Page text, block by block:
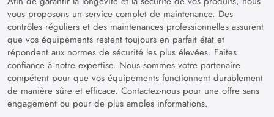
vous proposons un service complet de maintenance. Des
contrôles réguliers et des maintenances professionnelles assurent
que vos équipements restent toujours en parfait état et
répondent aux normes de sécurité les plus élevées. Faites
confiance à notre expertise. Nous sommes votre partenaire
compétent pour que vos équipements fonctionnent durablement
de manière sûre et efficace. Contactez-nous pour une offre sans
engagement ou pour de plus amples informations.